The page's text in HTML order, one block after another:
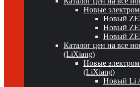
Новые
Новый
Новый
Новый
Каталог цен на все
(LiXiang)
Новые
(LiXiang)
Новый Li